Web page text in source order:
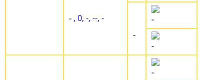
- , 0, -, --, -
-
-
-
-